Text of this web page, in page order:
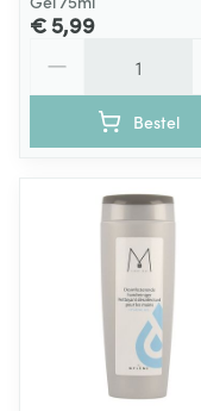
€ 5,99
Bestel